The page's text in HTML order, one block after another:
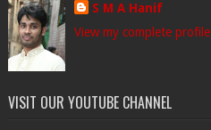
S M A Hanif
View my complete profile
VISIT OUR YOUTUBE CHANNEL